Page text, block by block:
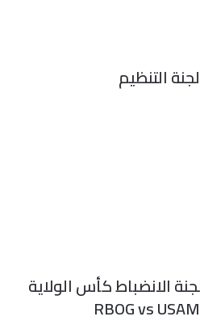
التنظيم
الانضباط كأس الولاية